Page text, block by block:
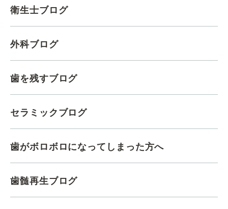
衛生士ブログ
外科ブログ
歯を残すブログ
セラミックブログ
歯がボロボロになってしまった方へ
歯髄再生ブログ